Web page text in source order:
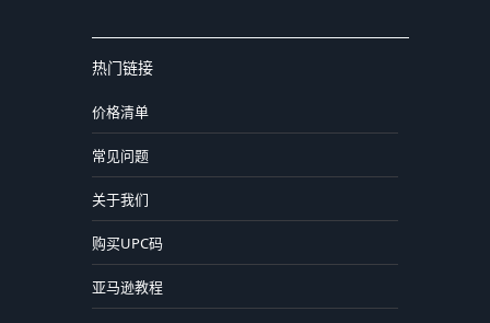
热门链接
价格清单
常见问题
关于我们
购买UPC码
亚马逊教程